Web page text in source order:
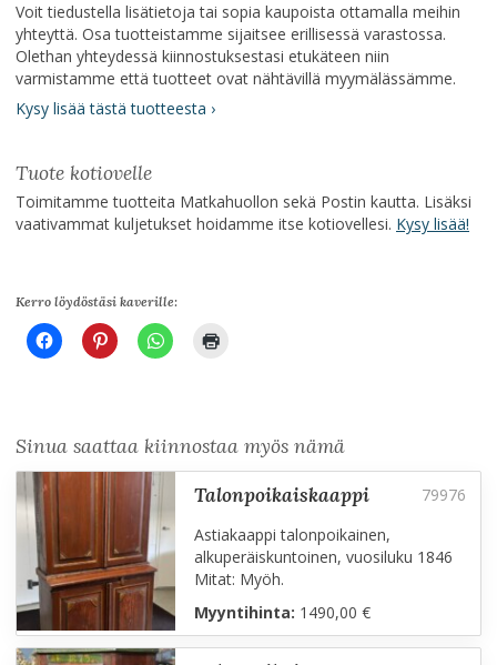
Voit tiedustella lisätietoja tai sopia kaupoista ottamalla meihin
yhteyttä. Osa tuotteistamme sijaitsee erillisessä varastossa.
Olethan yhteydessä kiinnostuksestasi etukäteen niin
varmistamme että tuotteet ovat nähtävillä myymälässämme.
Kysy lisää tästä tuotteesta ›
Tuote kotiovelle
Toimitamme tuotteita Matkahuollon sekä Postin kautta. Lisäksi
vaativammat kuljetukset hoidamme itse kotiovellesi. Kysy lisää!
Kerro löydöstäsi kaverille:
Sinua saattaa kiinnostaa myös nämä
talonpoikaiskaappi
Astiakaappi talonpoikainen,
alkuperäiskuntoinen, vuosiluku 1846
Mitat: Myöh.
Myyntihinta: 1490,00 €